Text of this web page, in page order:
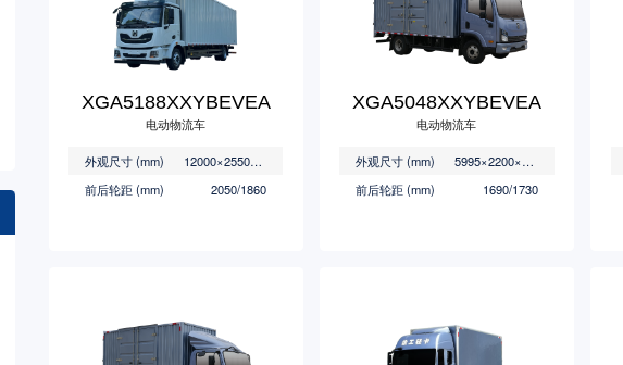
XGA5188XXYBEVEA
电动物流车
外观尺寸 (mm)
12000×2550×3960
前后轮距 (mm)
2050/1860
XGA5048XXYBEVEA
电动物流车
外观尺寸 (mm)
5995×2200×3350
前后轮距 (mm)
1690/1730